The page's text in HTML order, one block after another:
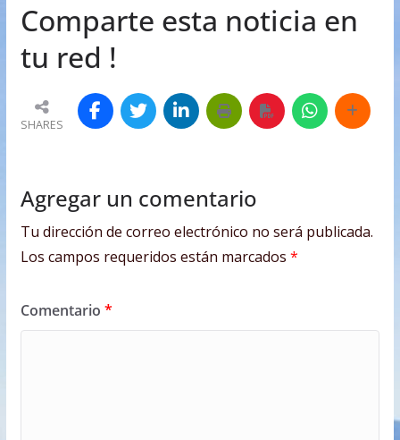
Comparte esta noticia en
tu red !
SHARES
Agregar un comentario
Tu dirección de correo electrónico no será publicada.
Los campos requeridos están marcados *
Comentario *